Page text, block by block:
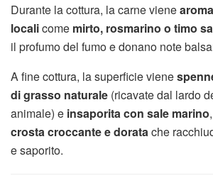
Durante la cottura, la carne viene
localicome mirto, rosmarino o timo
il profumo del fumo e donano note
A fine cottura, la superficie viene
di grasso naturale (ricavate dal lardo
animale) e insaporita con sale marino
crosta croccante e doratache
e saporito.